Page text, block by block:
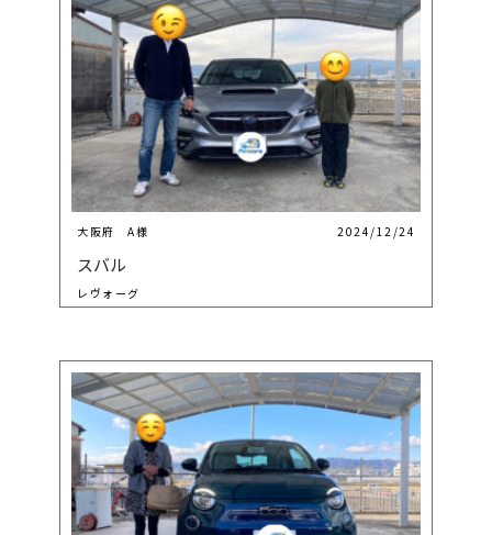
大阪府 A様 2024/12/24
スバル
レヴォーグ